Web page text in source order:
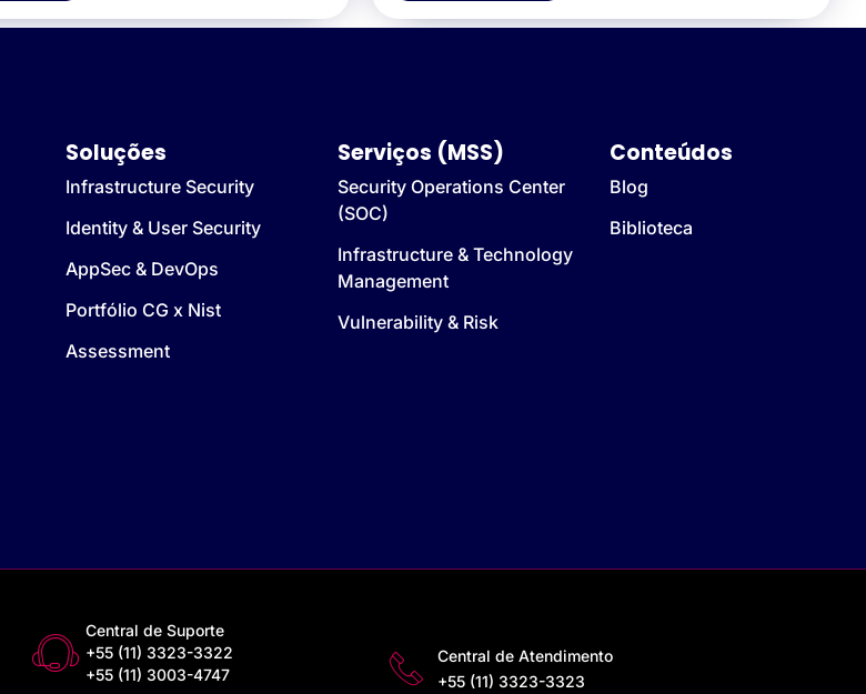
Soluções
Infrastructure Security
Identity & User Security
AppSec & DevOps
Portfólio CG x Nist
Assessment
Serviços (MSS)
Security Operations Center
(SOC)
Infrastructure & Technology
Management
Vulnerability & Risk
Conteúdos
Blog
Biblioteca
Central de Suporte
+55 (11) 3323-3322
+55 (11) 3003-4747
Central de Atendimento
+55 (11) 3323-3323